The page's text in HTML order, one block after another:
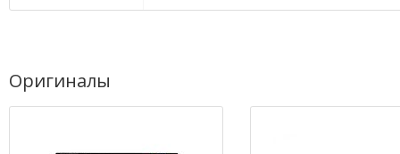
Оригиналы